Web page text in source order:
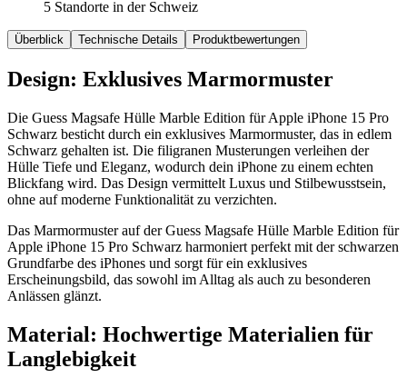
5 Standorte in der Schweiz
Überblick Technische Details Produktbewertungen
Design: Exklusives Marmormuster
Die Guess Magsafe Hülle Marble Edition für Apple iPhone 15 Pro
Schwarz besticht durch ein exklusives Marmormuster, das in edlem
Schwarz gehalten ist. Die filigranen Musterungen verleihen der
Hülle Tiefe und Eleganz, wodurch dein iPhone zu einem echten
Blickfang wird. Das Design vermittelt Luxus und Stilbewusstsein,
ohne auf moderne Funktionalität zu verzichten.
Das Marmormuster auf der Guess Magsafe Hülle Marble Edition für
Apple iPhone 15 Pro Schwarz harmoniert perfekt mit der schwarzen
Grundfarbe des iPhones und sorgt für ein exklusives
Erscheinungsbild, das sowohl im Alltag als auch zu besonderen
Anlässen glänzt.
Material: Hochwertige Materialien für
Langlebigkeit